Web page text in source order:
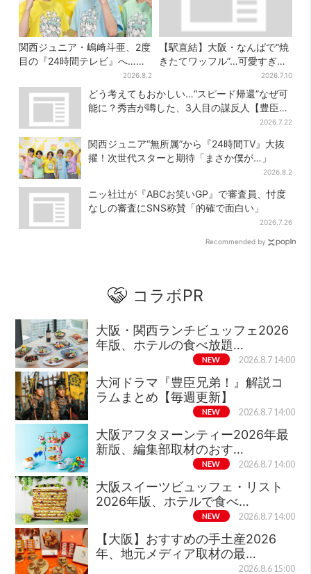
関西ジュニア・嶋﨑斗亜、2度
目の『24時間テレビ』へ…ほ
かのメンバーに助言「サポー
ターたるもの」
2026.8.2
【駅直結】大阪・なんばで“焼
きたてワッフル”…可愛すぎ
る“くまちゃんアイス”と一緒
に
2026.7.10
どう考えてもおかしい…“スピード帰還”なぜ可
能に？秀吉が噂した、3人目の謀反人【豊臣兄
2026.7.22
関西ジュニア“無所属”から『24時間TV』大抜
擢！次世代スターと期待「まさか僕が…」
2026.8.2
ニッ社辻が『ABCお笑いGP』で審査員、忖度
なしの審査にSNS称賛「的確で面白い」
2026.7.26
Recommended by
コラボPR
大阪・関西ランチビュッフェ2026
年版、ホテルの食べ放題…
NEW 2026.8.7 14:00
大河ドラマ『豊臣兄弟！』解説コ
ラムまとめ【毎週更新】
NEW 2026.8.7 14:00
大阪アフタヌーンティー2026年最
新版、編集部取材のおす…
NEW 2026.8.7 14:00
大阪スイーツビュッフェ・リスト
2026年版、ホテルで食べ…
NEW 2026.8.7 14:00
【大阪】おすすめの手土産2026
年、地元メディア取材の最…
2026.8.6 15:00